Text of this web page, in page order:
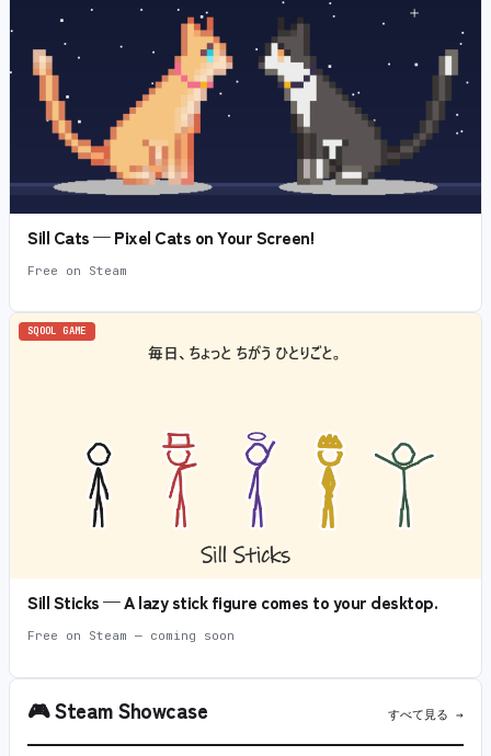
Sill Cats — Pixel Cats on Your Screen!
Free on Steam
SQOOL GAME
Sill Sticks — A lazy stick figure comes to your desktop.
Free on Steam — coming soon
🎮Steam Showcase すべて見る →